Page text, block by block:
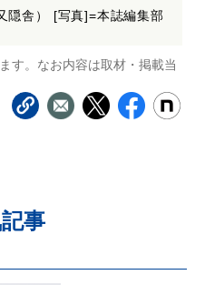
隠舎） [写真]=本誌編集部
す。なお内容は取材・掲載当
事